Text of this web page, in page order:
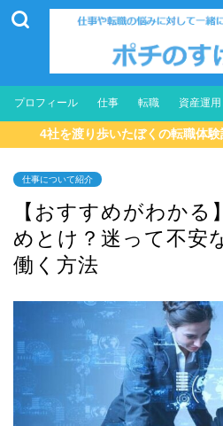
プロフィール 仕事 転職 資産運用
4社を渡り歩いたぼくの転職体
仕事について紹介
【おすすめがわかる
めとけ？迷って不安
働く方法